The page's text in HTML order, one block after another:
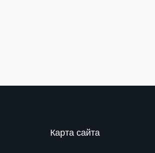
Карта сайта